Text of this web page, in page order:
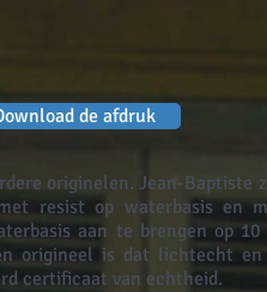
de afdruk
originelen. Jean-Baptiste
resist op waterbasis en
aan te brengen op
origineel is dat lichtecht
certificaat van echtheid.